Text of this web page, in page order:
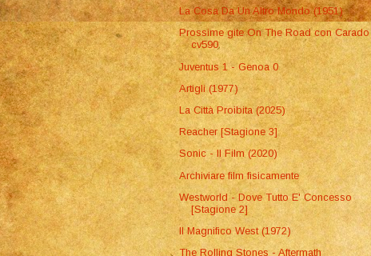
La Cosa Da Un Altro Mondo (1951)
Prossime gite On The Road con Carado
cv590
Juventus 1 - Genoa 0
Artigli (1977)
La Città Proibita (2025)
Reacher [Stagione 3]
Sonic - Il Film (2020)
Archiviare film fisicamente
Westworld - Dove Tutto E' Concesso
[Stagione 2]
Il Magnifico West (1972)
The Rolling Stones - Aftermath